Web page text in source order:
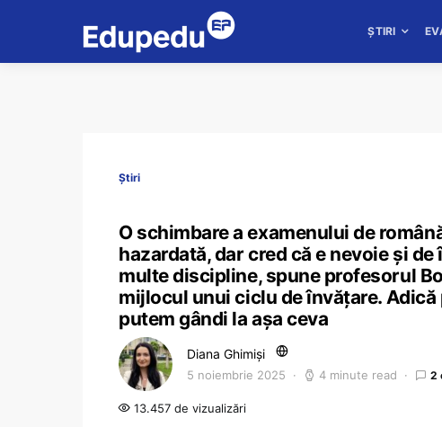
ȘTIRI
Știri
O schimbare a examenului de
hazardată, dar cred că e nevoie și
multe discipline, spune profesorul
mijlocul unui ciclu de învățare.
putem gândi la așa ceva
Diana Ghimiși
5 noiembrie 2025 4 minute read 2
13.457 de vizualizări